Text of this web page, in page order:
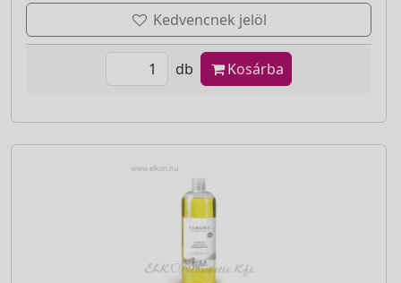
Kedvencnek jelöl
db Kosárba